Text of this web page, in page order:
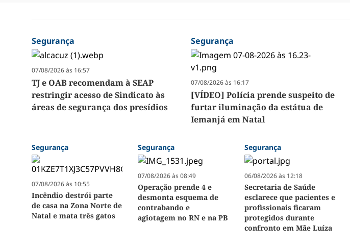
Segurança
07/08/2026 às 16:57
TJ e OAB recomendam à SEAP
restringir acesso de Sindicato às
áreas de segurança dos presídios
Segurança
07/08/2026 às 16:17
[VÍDEO] Polícia prende suspeito de
furtar iluminação da estátua de
Iemanjá em Natal
Segurança
07/08/2026 às 10:55
Incêndio destrói parte
de casa na Zona Norte de
Natal e mata três gatos
Segurança
07/08/2026 às 08:49
Operação prende 4 e
desmonta esquema de
contrabando e
agiotagem no RN e na PB
Segurança
06/08/2026 às 12:18
Secretaria de Saúde
esclarece que pacientes e
profissionais ficaram
protegidos durante
confronto em Mãe Luíza